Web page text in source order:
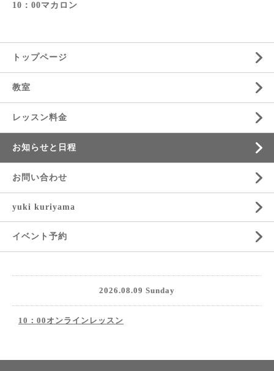
10：00マカロン
トップページ
教室
レッスン料金
お知らせと日程
お問い合わせ
yuki kuriyama
イベント予約
2026.08.09 Sunday
10：00オンラインレッスン